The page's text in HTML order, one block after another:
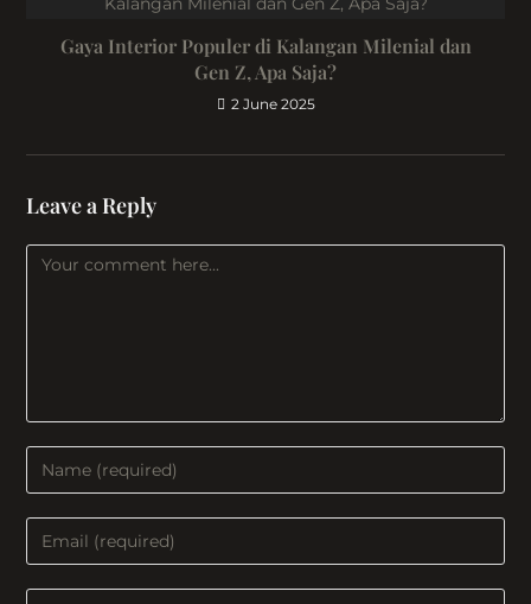
Gaya Interior Populer di Kalangan Milenial dan
Gen Z, Apa Saja?
2 June 2025
Leave a Reply
Comment
Enter
your
name
or
Enter
your
email